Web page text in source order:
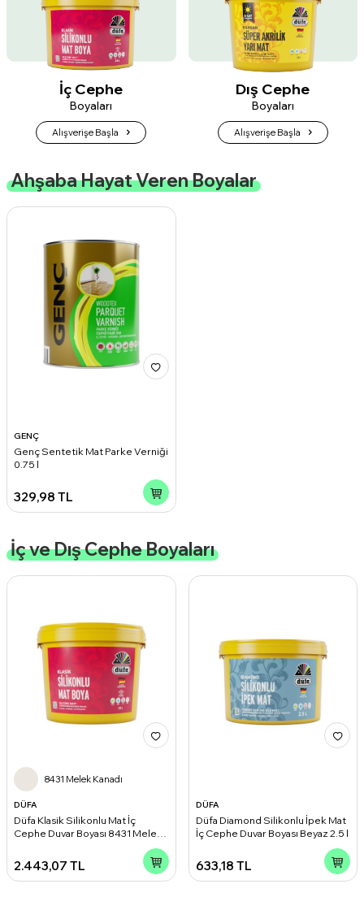
İç Cephe
Boyaları
Alışverişe Başla
Dış Cephe
Boyaları
Alışverişe Başla
Ahşaba Hayat Veren Boyalar
GENÇ
Genç Sentetik Mat Parke Verniği
0.75 l
329,98 TL
İç ve Dış Cephe Boyaları
8431 Melek Kanadı
DÜFA
Düfa Klasik Silikonlu Mat İç
Cephe Duvar Boyası 8431 Melek
2.443,07 TL
DÜFA
Düfa Diamond Silikonlu İpek Mat
İç Cephe Duvar Boyası Beyaz 2.5 l
633,18 TL